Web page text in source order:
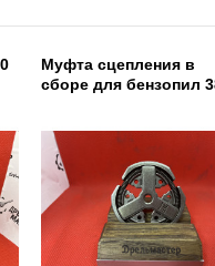
Муфта сцепления в
сборе для бензопил